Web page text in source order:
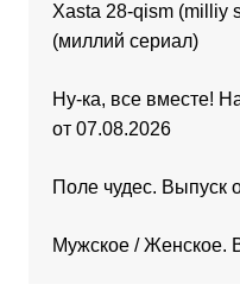
Xasta 28-qism (milliy
(миллий сериал)
Ну-ка, все вместе!
от 07.08.2026
Поле чудес. Выпуск
Мужское / Женское.